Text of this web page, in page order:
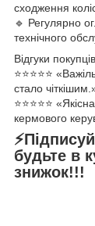
сходження
🔹 Регулярно
технічного
Відгуки
⭐️⭐️⭐️⭐️⭐️
стало
⭐️⭐️⭐️⭐️⭐️
кермового
будьте в
знижок!!!